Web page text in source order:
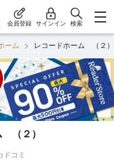
会員登録 サインイン 検索
ーム レコードホーム （２）
（２）
ドコミ